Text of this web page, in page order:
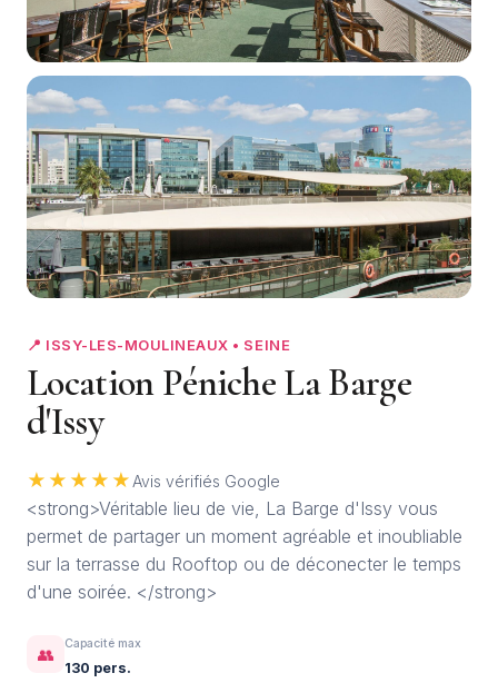
📍 ISSY-LES-MOULINEAUX • SEINE
Location Péniche La Barge
d'Issy
★★★★★ Avis vérifiés Google
<strong>Véritable lieu de vie, La Barge d'Issy vous
permet de partager un moment agréable et inoubliable
sur la terrasse du Rooftop ou de déconecter le temps
d'une soirée. </strong>
👥 Capacité max
130 pers.